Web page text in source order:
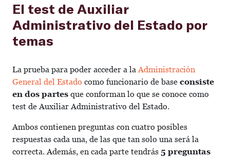
El test de Auxiliar
Administrativo del Estado por
temas
La prueba para poder acceder a laAdministración
General del Estado como funcionario de base consiste
en dos partes que conforman lo que se conoce como
test de Auxiliar Administrativo del Estado.
Ambos contienen preguntas con cuatro posibles
respuestas cada una, de las que tan solo una será la
correcta. Además, en cada parte tendrás 5 preguntas